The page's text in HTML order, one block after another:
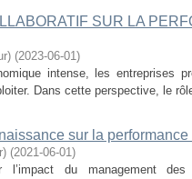
SUR LA
(2023-06-01)
intense, les entreprises
Dans cette perspective, le
sur la
(2021-06-01)
l’impact du management